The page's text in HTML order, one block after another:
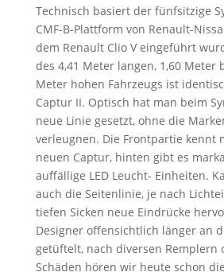
Technisch basiert der fünfsitzige
CMF-B-Plattform von Renault-
dem Renault Clio V eingeführt
des 4,41 Meter langen, 1,60 Meter
Meter hohen Fahrzeugs ist
Captur II. Optisch hat man beim
neue Linie gesetzt, ohne die
verleugnen. Die Frontpartie kennt
neuen Captur, hinten gibt es
auffällige LED Leucht- Einheiten.
auch die Seitenlinie, je nach
tiefen Sicken neue Eindrücke
Designer offensichtlich länger an
getüftelt, nach diversen Remplern
Schäden hören wir heute schon die